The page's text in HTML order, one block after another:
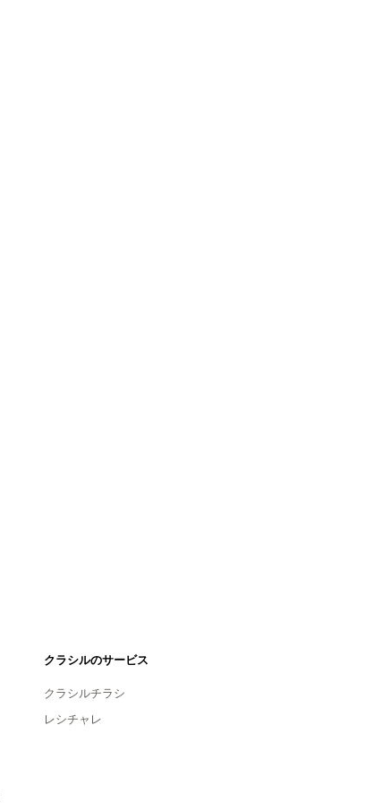
クラシルのサービス
クラシルチラシ
レシチャレ